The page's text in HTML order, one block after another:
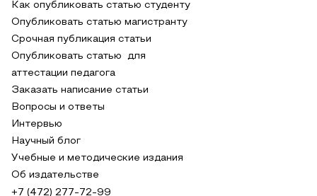
Как опубликовать статью студенту
Опубликовать статью магистранту
Срочная публикация статьи
Опубликовать статью для
аттестации педагога
Заказать написание статьи
Вопросы и ответы
Интервью
Научный блог
Учебные и методические издания
Об издательстве
+7 (472) 277-72-99